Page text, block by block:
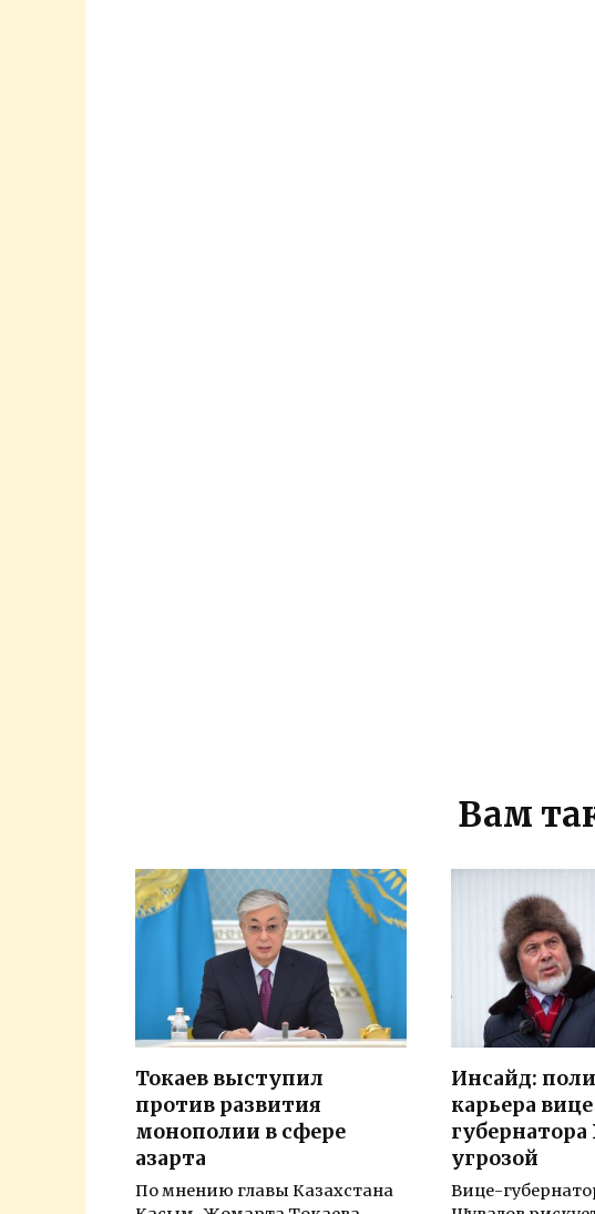
Вам
Токаев выступил
против развития
монополии в сфере
азарта
По мнению главы Казахстана
Инсайд:
карьера
угрозой
Вице-